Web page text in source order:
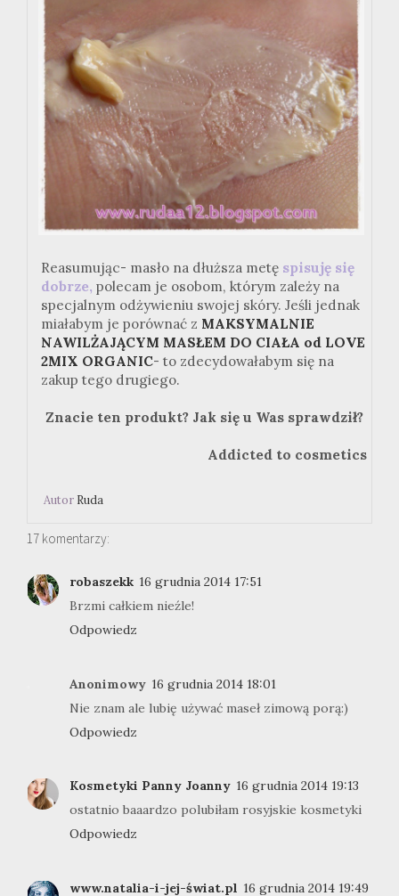
Reasumując- masło na dłuższa metę spisuję się
dobrze, polecam je osobom, którym zależy na
specjalnym odżywieniu swojej skóry. Jeśli jednak
miałabym je porównać z MAKSYMALNIE
NAWILŻAJĄCYM MASŁEM DO CIAŁA od LOVE
2MIX ORGANIC- to zdecydowałabym się na
zakup tego drugiego.
Znacie ten produkt? Jak się u Was sprawdził?
Addicted to cosmetics
Autor Ruda
17 komentarzy:
robaszekk 16 grudnia 2014 17:51
Brzmi całkiem nieźle!
Odpowiedz
Anonimowy 16 grudnia 2014 18:01
Nie znam ale lubię używać maseł zimową porą:)
Odpowiedz
Kosmetyki Panny Joanny 16 grudnia 2014 19:13
ostatnio baaardzo polubiłam rosyjskie kosmetyki
Odpowiedz
www.natalia-i-jej-świat.pl 16 grudnia 2014 19:49